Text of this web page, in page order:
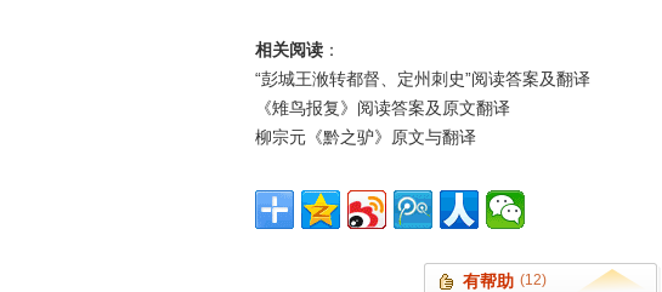
相关阅读 ：
“彭城王浟转都督、定州刺史”阅读答案及翻译
《雉鸟报复》阅读答案及原文翻译
柳宗元《黔之驴》原文与翻译
有帮助 (12)